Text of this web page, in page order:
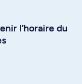
l’horaire du